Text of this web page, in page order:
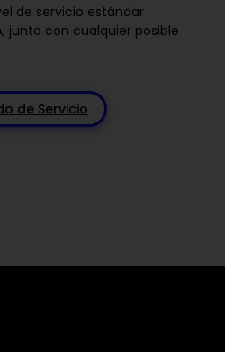
de servicio estándar
junto con cualquier posible
de Servicio